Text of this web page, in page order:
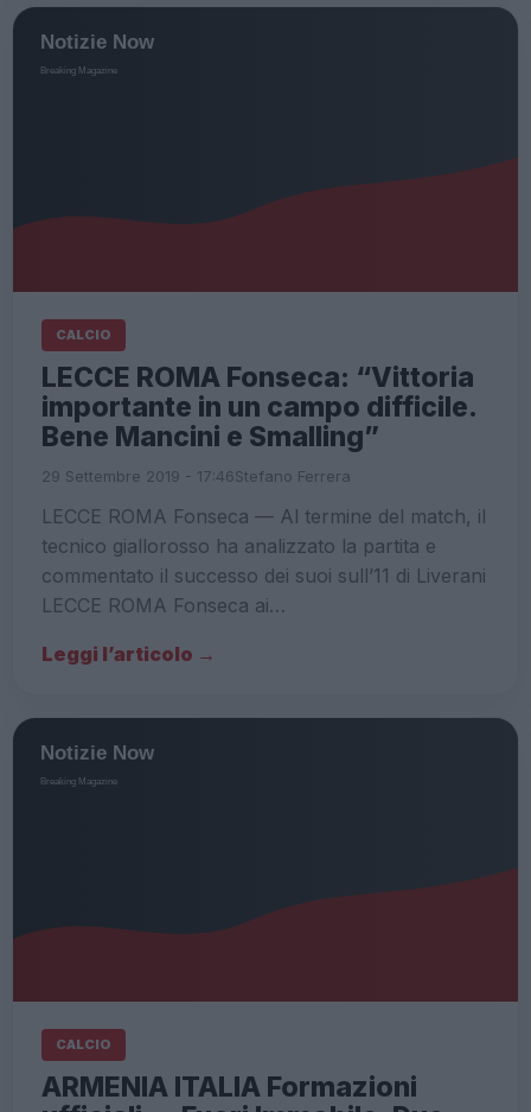
CALCIO
LECCE ROMA Fonseca: “Vittoria
importante in un campo difficile.
Bene Mancini e Smalling”
29 Settembre 2019 - 17:46Stefano Ferrera
LECCE ROMA Fonseca — Al termine del match, il
tecnico giallorosso ha analizzato la partita e
commentato il successo dei suoi sull’11 di Liverani
LECCE ROMA Fonseca ai…
Leggi l’articolo →
CALCIO
ARMENIA ITALIA Formazioni